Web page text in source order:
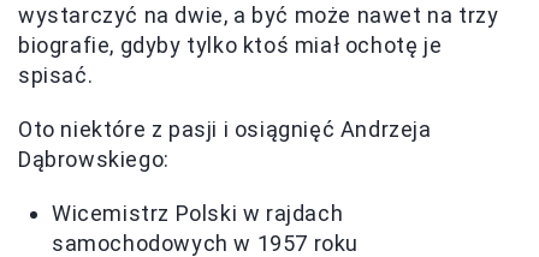
wystarczyć na dwie, a być może nawet na trzy
biografie, gdyby tylko ktoś miał ochotę je
spisać.
Oto niektóre z pasji i osiągnięć Andrzeja
Dąbrowskiego:
Wicemistrz Polski w rajdach
samochodowych w 1957 roku